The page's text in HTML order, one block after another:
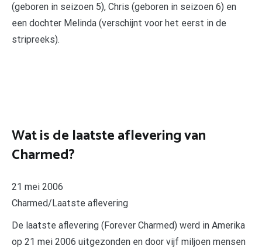
(geboren in seizoen 5), Chris (geboren in seizoen 6) en
een dochter Melinda (verschijnt voor het eerst in de
stripreeks).
Wat is de laatste aflevering van
Charmed?
21 mei 2006
Charmed/Laatste aflevering
De laatste aflevering (Forever Charmed) werd in Amerika
op 21 mei 2006 uitgezonden en door vijf miljoen mensen